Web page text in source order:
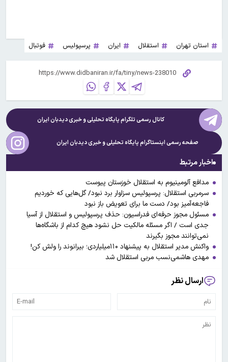
استان تهران استقلال ایران پرسپولیس فوتبال
کانال رسمی تلگرام پایگاه تحلیلی و خبریدیدبان ایران
صفحه رسمی اینستاگرام پایگاه تحلیلی و خبریدیدبان ایران
اخبار مرتبط
مدافع آلومینیوم به استقلال خوزستان پیوست
سرمربی استقلال: پرسپولیس سزاوار برد نبود/ گل‌هایی که خوردیم
فاجعه‌آمیز بود/ دست ما برای تعویض باز نبود
مسئول مجوز حرفه‌ای فدراسیون: حذف پرسپولیس و استقلال از آسیا
جدی است / اگر مسئله مالکیت حل نشود هیچ کدام از باشگاه‌ها
نمی‌توانند مجوز بگیرند
واکنش مدیر استقلال به پیشنهاد ۱۱۰میلیاردی؛ بیرانوند را ولش کن!
مهدی هاشمی‌نسب مربی استقلال شد
ارسال نظر